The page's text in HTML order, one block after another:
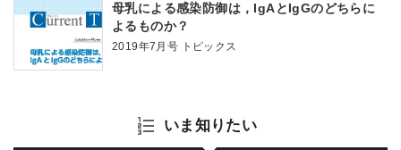
母乳による感染防御は，IgAとIgGのどちらに
よるものか？
2019年7月号 トピックス
いま知りたい